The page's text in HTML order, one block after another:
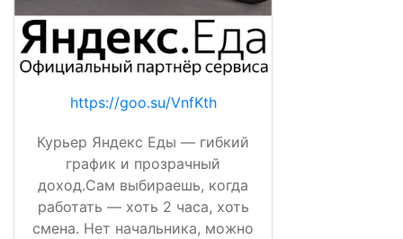
https://goo.su/VnfKth
Курьер Яндекс Еды — гибкий
график и прозрачный
доход.Сам выбираешь, когда
работать — хоть 2 часа, хоть
смена. Нет начальника, можно